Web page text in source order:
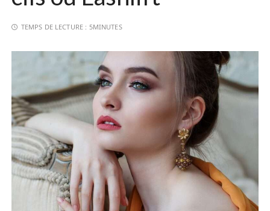
TEMPS DE LECTURE : 5MINUTES